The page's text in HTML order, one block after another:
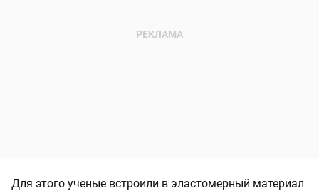
Для этого ученые встроили в эластомерный материал